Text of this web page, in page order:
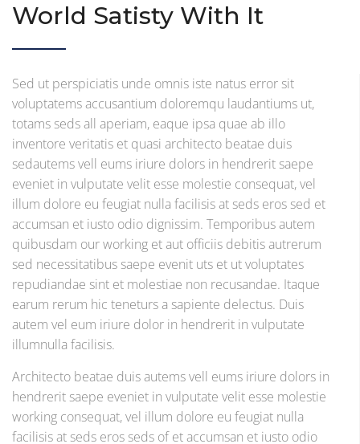
World Satisty With It
Sed ut perspiciatis unde omnis iste natus error sit
voluptatems accusantium doloremqu laudantiums ut,
totams seds all aperiam, eaque ipsa quae ab illo
inventore veritatis et quasi architecto beatae duis
sedautems vell eums iriure dolors in hendrerit saepe
eveniet in vulputate velit esse molestie consequat, vel
illum dolore eu feugiat nulla facilisis at seds eros sed et
accumsan et iusto odio dignissim. Temporibus autem
quibusdam our working et aut officiis debitis autrerum
sed necessitatibus saepe evenit uts et ut voluptates
repudiandae sint et molestiae non recusandae. Itaque
earum rerum hic teneturs a sapiente delectus. Duis
autem vel eum iriure dolor in hendrerit in vulputate
illumnulla facilisis.
Architecto beatae duis autems vell eums iriure dolors in
hendrerit saepe eveniet in vulputate velit esse molestie
working consequat, vel illum dolore eu feugiat nulla
facilisis at seds eros seds of et accumsan et iusto odio